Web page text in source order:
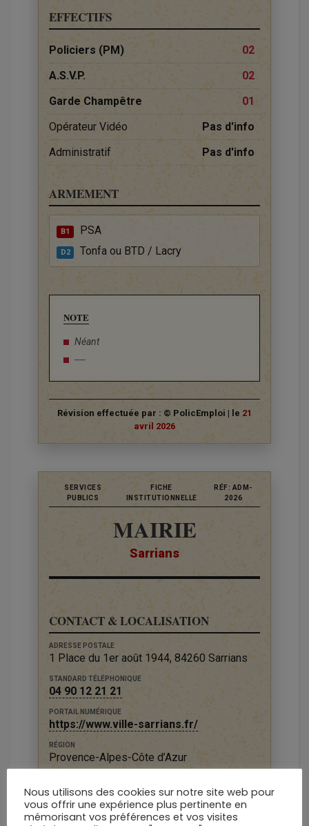
EFFECTIFS
Policiers (PM)
02
A.S.V.P.
02
Garde Champêtre
01
Opérateur Vidéo
Pas d'info
Administratif
Pas d'info
ARMEMENT
B1 PSA
D2 Tonfa ou BTD / Lacry
NOTE
Néant
----
Révision effectuée par : © PolicEmploi | le 21
avril 2026
SERVICES
PUBLICS
FICHE
INSTITUTIONNELLE
RÉF: ADM-
2026
MAIRIE
Sarrians
CONTACT & LOCALISATION
ADRESSE POSTALE
1 Place du 1er août 1944, 84260 Sarrians
STANDARD TÉLÉPHONIQUE
04 90 12 21 21
PORTAIL NUMÉRIQUE
https://www.ville-sarrians.fr/
RÉGION
Provence-Alpes-Côte d’Azur
Vaucluse
Nous utilisons des cookies sur notre site web pour
vous offrir une expérience plus pertinente en
mémorisant vos préférences et vos visites